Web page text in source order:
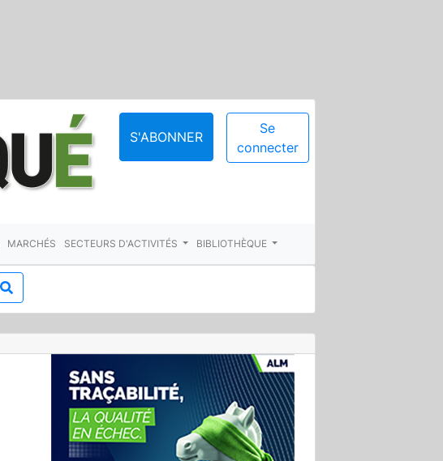
S'ABONNER
Se
connecter
MARCHÉS SECTEURS D'ACTIVITÉS BIBLIOTHÈQUE